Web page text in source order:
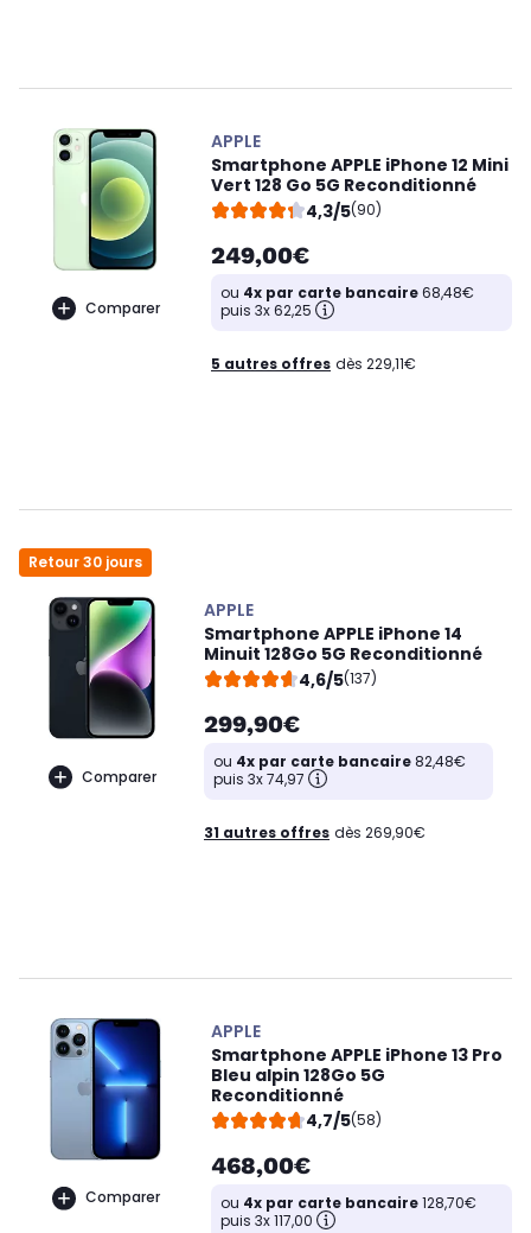
Comparer
APPLE
Smartphone APPLE iPhone 12 Mini
Vert 128 Go 5G Reconditionné
4,3/5(90)
249,00€
ou 4x par carte bancaire68,48€
puis 3x 62,25
5 autres offres dès 229,11€
Retour 30 jours
Comparer
APPLE
Smartphone APPLE iPhone 14
Minuit 128Go 5G Reconditionné
4,6/5(137)
299,90€
ou 4x par carte bancaire82,48€
puis 3x 74,97
31 autres offres dès 269,90€
Comparer
APPLE
Smartphone APPLE iPhone 13 Pro
Bleu alpin 128Go 5G
Reconditionné
4,7/5(58)
468,00€
ou 4x par carte bancaire128,70€
puis 3x 117,00